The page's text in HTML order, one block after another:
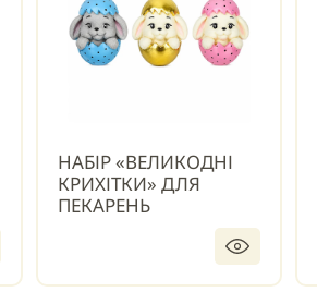
НАБІР «ВЕЛИКОДНІ
КРИХІТКИ» ДЛЯ
ПЕКАРЕНЬ